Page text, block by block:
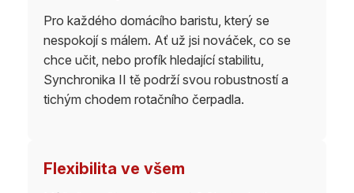
Pro každého domácího baristu, který se
nespokojí s málem. Ať už jsi nováček, co se
chce učit, nebo profík hledající stabilitu,
Synchronika II tě podrží svou robustností a
tichým chodem rotačního čerpadla.
Flexibilita ve všem